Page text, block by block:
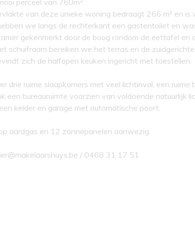
perceel van 760m².
van deze unieke woning bedraagt 266 m² en is
we langs de rechterkant een gastentoilet en
gekenmerkt door de boog rondom de eettafel en
schuifraam bereiken we het terras en de
zich de halfopen keuken ingericht met toestellen.
drie ruime slaapkamers met veel lichtinval, een ruime
een bureauruimte voorzien van voldoende natuurlijk
kelder en garage met automatische poort.
aardgas en 12 zonnepanelen aanwezig.
/ 0468 31 17 51